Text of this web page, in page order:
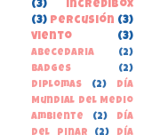
(3)
incredibox
(3) percusión (3)
viento
(3)
Abecedaria
(2)
Badges
(2)
Diplomas
(2)
Día
Mundial del Medio
Ambiente
(2)
Día
del Pinar
(2)
Día